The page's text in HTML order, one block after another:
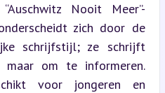
Nooit Meer”-
zich door de
schrijfstijl; ze schrijft
om te informeren.
voor jongeren en